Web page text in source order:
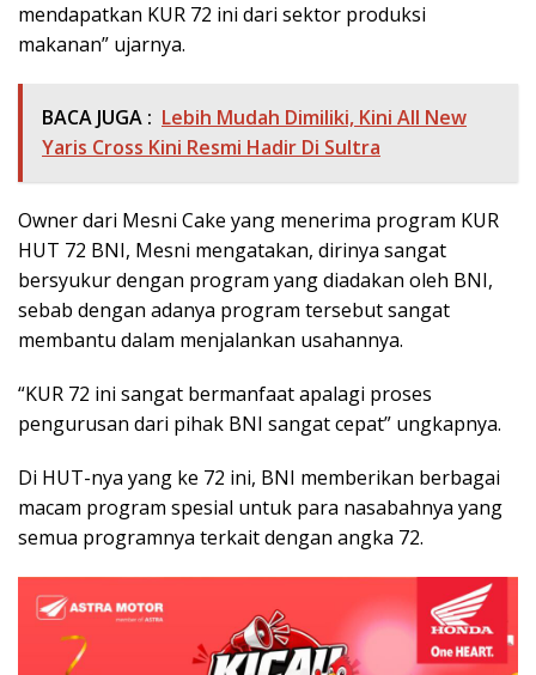
mendapatkan KUR 72 ini dari sektor produksi
makanan” ujarnya.
BACA JUGA : Lebih Mudah Dimiliki, Kini All New
Yaris Cross Kini Resmi Hadir Di Sultra
Owner dari Mesni Cake yang menerima program KUR
HUT 72 BNI, Mesni mengatakan, dirinya sangat
bersyukur dengan program yang diadakan oleh BNI,
sebab dengan adanya program tersebut sangat
membantu dalam menjalankan usahannya.
“KUR 72 ini sangat bermanfaat apalagi proses
pengurusan dari pihak BNI sangat cepat” ungkapnya.
Di HUT-nya yang ke 72 ini, BNI memberikan berbagai
macam program spesial untuk para nasabahnya yang
semua programnya terkait dengan angka 72.